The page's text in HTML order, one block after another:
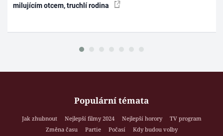
milujícím otcem, truchlí rodina
Populární témata
Jak zhubnout Nejlepší filmy 2024 Nejlepší horory
TV program
Změna času
Partie Počasí
Kdy budou volby